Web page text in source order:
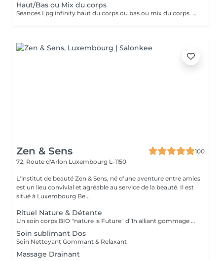
Haut/Bas ou Mix du corps
Seances Lpg infinity haut du corps ou bas ou mix du corps. Nous pouvons ajouté jusqu'a 15min pour intensifier.
Zen & Sens
100
72, Route d'Arlon Luxembourg L-1150
L'institut de beauté Zen & Sens, né d'une aventure entre amies
est un lieu convivial et agréable au service de la beauté. Il est
situé à Luxembourg Be...
Rituel Nature & Détente
Un soin corps BIO "nature is Future" d'1h alliant gommage exfoliant et massage relaxant pour une peau douce, un corps apaisé et un véritable moment de lâcher-prise.
Soin sublimant Dos
Soin Nettoyant Gommant & Relaxant
Massage Drainant